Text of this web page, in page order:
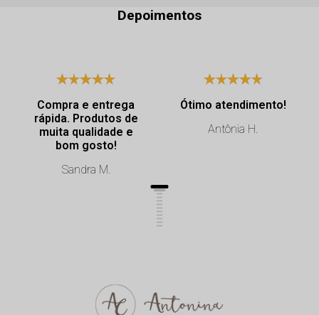
Depoimentos
Compra e entrega
rápida. Produtos de
muita qualidade e
bom gosto!
Sandra M.
Ótimo atendimento!
Antônia H.